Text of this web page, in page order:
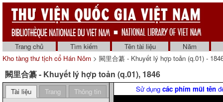
Trang chủ Tìm kiếm Tên tài liệu
Năm
Kho tàng thư tịch cổ Hán Nôm > 闕里合纂 - Khuyết lý hợp toản (q.01) -
闕里合纂 - Khuyết lý hợp toản (q.01), 1846
Tài liệu Trang Thông tin Sử dụng các phím mũi tên